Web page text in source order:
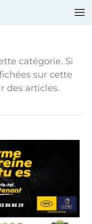
catégorie. Si
sur cette
des articles.